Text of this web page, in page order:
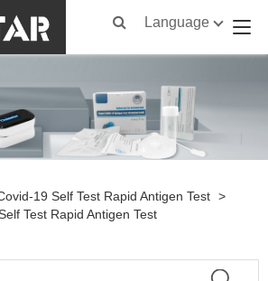
Language
19 Self Test Rapid Antigen Test >
Test Rapid Antigen Test